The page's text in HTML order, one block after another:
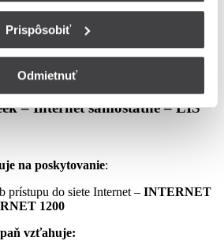
Prispôsobiť
Odmietnuť
kampane predstavujú mesačné
podľa týchto podmienok kampane a
podľa aktuálne platných právnych
– Internet samostatne – LIS
na poskytovanie:
prístupu do siete Internet – INTERNET
1200
vzťahuje: